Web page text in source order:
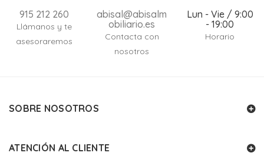
915 212 260
Llámanos y te
asesoraremos
abisal@abisalm
obiliario.es
Contacta con
nosotros
Lun - Vie / 9:00
- 19:00
Horario
SOBRE NOSOTROS
ATENCIÓN AL CLIENTE